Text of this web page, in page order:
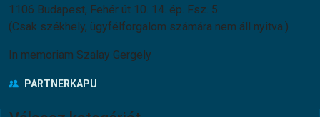
1106 Budapest, Fehér út 10. 14. ép. Fsz. 5.
(Csak székhely, ügyfélforgalom számára nem áll nyitva.)
In memoriam Szalay Gergely
PARTNERKAPU